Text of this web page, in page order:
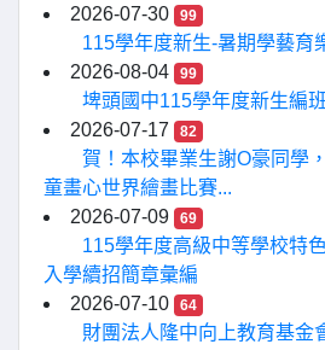
2026-07-30
99
115學年度新生-暑期學藝育
2026-08-04
99
埤頭國中115學年度新生編
2026-07-17
82
賀！本校畢業生謝O豪同學
童畫心世界繪畫比賽...
2026-07-09
69
115學年度高級中等學校特
入學續招簡章彙編
2026-07-10
64
財團法人隆中向上教育基金